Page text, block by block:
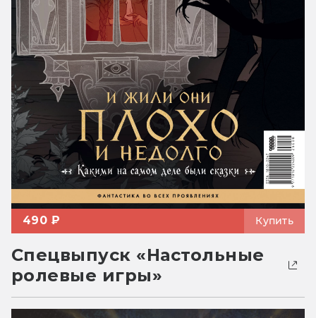
490 ₽ Купить
Спецвыпуск «Настольные
ролевые игры»